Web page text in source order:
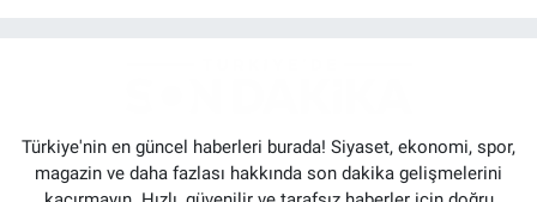
Türkiye'nin en güncel haberleri burada! Siyaset, ekonomi, spor,
magazin ve daha fazlası hakkında son dakika gelişmelerini